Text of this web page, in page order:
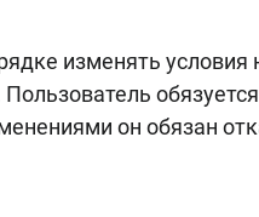
изменять
он обязан